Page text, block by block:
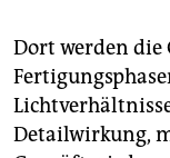
Dort werden
Detailwirkung,